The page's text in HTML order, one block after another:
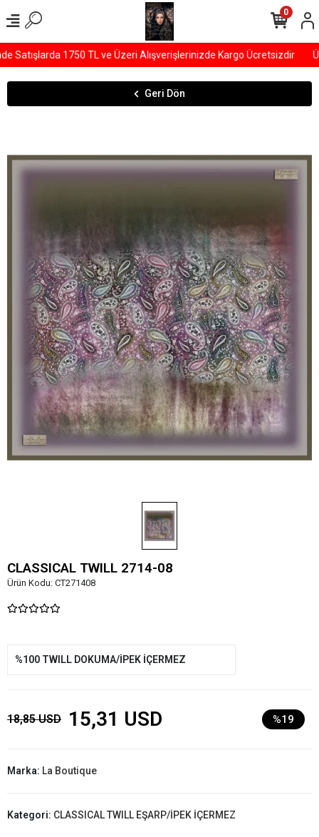
Satışlarda 1750 TL ve Üzeri Alışverişlerinizde Kargo Ücretsizdir
0
Geri Dön
CLASSICAL TWILL 2714-08
Ürün Kodu: CT271408
%100 TWILL DOKUMA/İPEK İÇERMEZ
18,85 USD 15,31 USD %19
Marka: La Boutique
Kategori: CLASSICAL TWILL EŞARP/İPEK İÇERMEZ